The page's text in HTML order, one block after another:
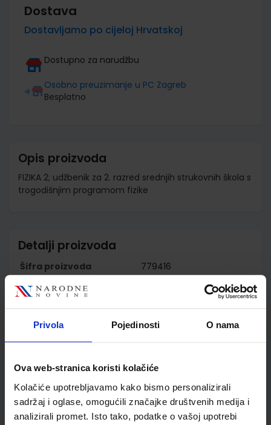
Privola Pojedinosti O nama
Ova web-stranica koristi kolačiće
Kolačiće upotrebljavamo kako bismo personalizirali
sadržaj i oglase, omogućili značajke društvenih medija i
analizirali promet. Isto tako, podatke o vašoj upotrebi
Dostava
Dostavljamo po cijeloj Hrvatskoj
Dostupno za narudžbu
Osobno preuzimanje u PC Zagreb
Besplatno
Opis proizvoda
FIZIKA 2; udžbenik za 2. razred srednjih strukovnih škola s
trogodišnjim programom fizike
Detalji proizvoda
Šifra proizvoda
779416
Nakladnik
Školski razred
20 2.RAZRED SŠ
Vrsta škole
3 STRUKOVNA
Reg br min
4431